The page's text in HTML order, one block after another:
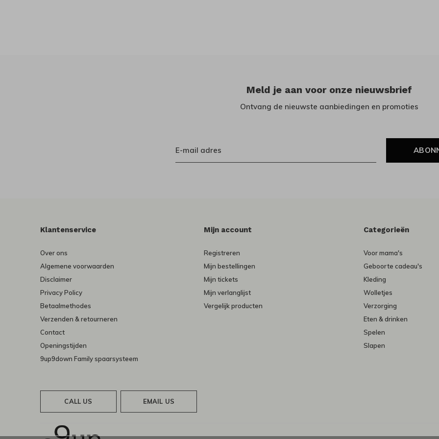
Meld je aan voor onze nieuwsbrief
Ontvang de nieuwste aanbiedingen en promoties
Klantenservice
Over ons
Algemene voorwaarden
Disclaimer
Privacy Policy
Betaalmethodes
Verzenden & retourneren
Contact
Openingstijden
9up9down Family spaarsysteem
Mijn account
Registreren
Mijn bestellingen
Mijn tickets
Mijn verlanglijst
Vergelijk producten
Categorieën
Voor mama's
Geboorte cadeau's
Kleding
Wolletjes
Verzorging
Eten & drinken
Spelen
Slapen
CALL US EMAIL US